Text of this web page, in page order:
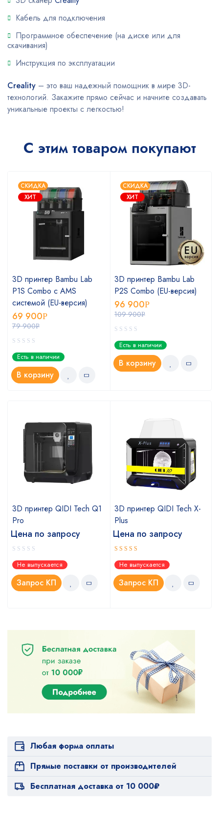
Кабель для подключения
Программное обеспечение (на диске или для
скачивания)
Инструкция по эксплуатации
Creality – это ваш надежный помощник в мире 3D-
технологий. Закажите прямо сейчас и начните создавать
уникальные проекты с легкостью!
С этим товаром покупают
СКИДКА
ХИТ
3D принтер Bambu Lab
P1S Combo с AMS
системой (EU-версия)
79 900Р
69 900Р
Есть в наличии
В корзину
СКИДКА
ХИТ
3D принтер Bambu Lab
P2S Combo (EU-версия)
109 900Р
96 900Р
Есть в наличии
В корзину
3D принтер QIDI Tech Q1
Pro
Цена по запросу
Не выпускается
Запрос КП
3D принтер QIDI Tech X-
Plus
Цена по запросу
Оценка
4.00из
5
Не выпускается
Запрос КП
Любая форма оплаты
Прямые поставки от производителей
Бесплатная доставка от 10 000₽